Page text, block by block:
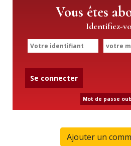
Vous êtes
Identifiez-
Se connecter
Mot de passe
Ajouter un